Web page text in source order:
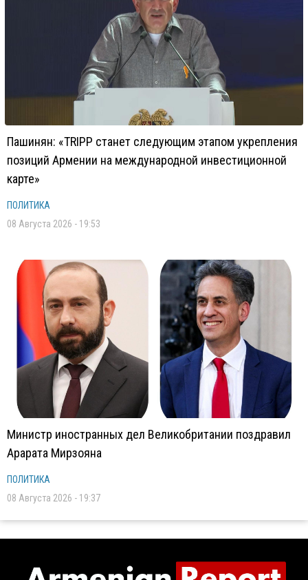
Пашинян: «TRIPP станет следующим этапом укрепления
позиций Армении на международной инвестиционной
карте»
ПОЛИТИКА
08 Августа 2026 - 19:53
Министр иностранных дел Великобритании поздравил
Арарата Мирзояна
ПОЛИТИКА
08 Августа 2026 - 19:37